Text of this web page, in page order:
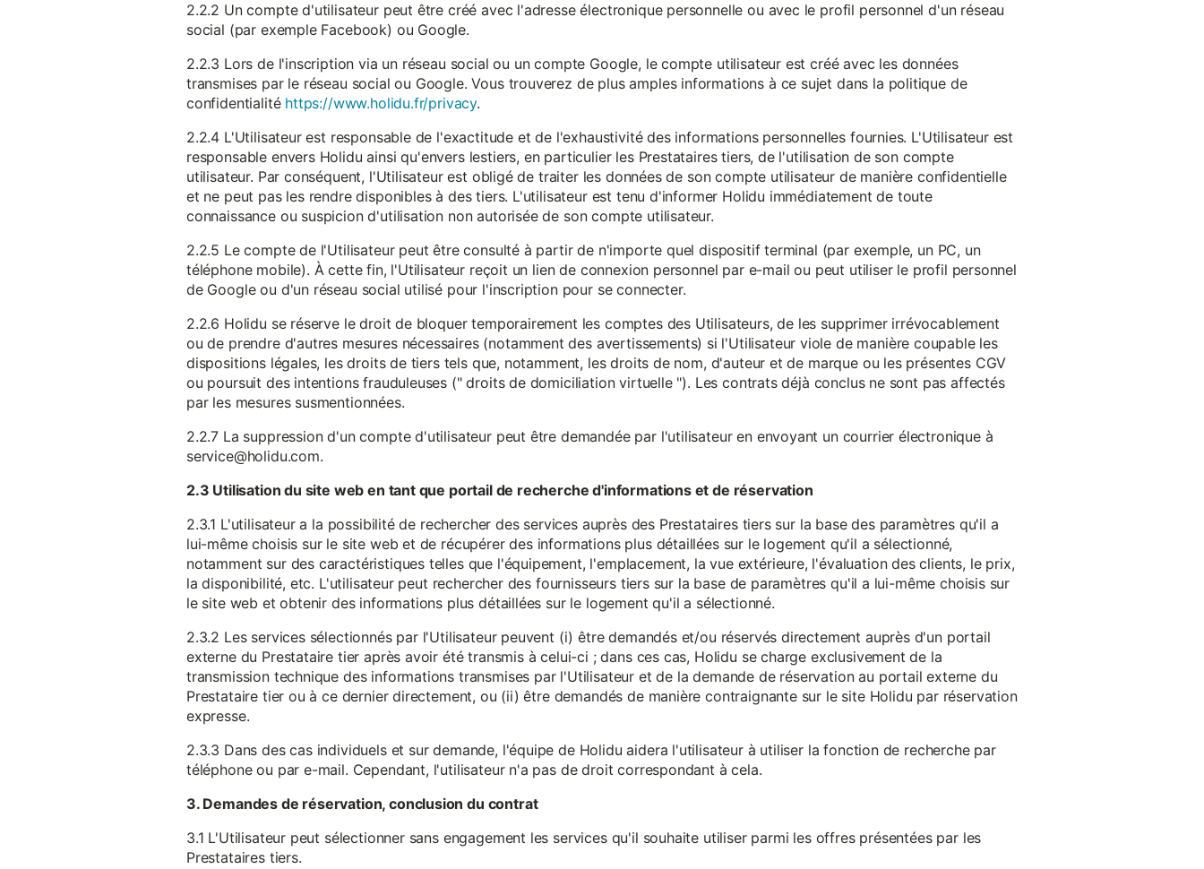
2.2.2 Un compte d'utilisateur peut être créé avec l'adresse électronique personnelle ou avec le profil personnel d'un réseau
social (par exemple Facebook) ou Google.
2.2.3 Lors de l'inscription via un réseau social ou un compte Google, le compte utilisateur est créé avec les données
transmises par le réseau social ou Google. Vous trouverez de plus amples informations à ce sujet dans la politique de
confidentialité https://www.holidu.fr/privacy.
2.2.4 L'Utilisateur est responsable de l'exactitude et de l'exhaustivité des informations personnelles fournies. L'Utilisateur est
responsable envers Holidu ainsi qu'envers lestiers, en particulier les Prestataires tiers, de l'utilisation de son compte
utilisateur. Par conséquent, l'Utilisateur est obligé de traiter les données de son compte utilisateur de manière confidentielle
et ne peut pas les rendre disponibles à des tiers. L'utilisateur est tenu d'informer Holidu immédiatement de toute
connaissance ou suspicion d'utilisation non autorisée de son compte utilisateur.
2.2.5 Le compte de l'Utilisateur peut être consulté à partir de n'importe quel dispositif terminal (par exemple, un PC, un
téléphone mobile). À cette fin, l'Utilisateur reçoit un lien de connexion personnel par e-mail ou peut utiliser le profil personnel
de Google ou d'un réseau social utilisé pour l'inscription pour se connecter.
2.2.6 Holidu se réserve le droit de bloquer temporairement les comptes des Utilisateurs, de les supprimer irrévocablement
ou de prendre d'autres mesures nécessaires (notamment des avertissements) si l'Utilisateur viole de manière coupable les
dispositions légales, les droits de tiers tels que, notamment, les droits de nom, d'auteur et de marque ou les présentes CGV
ou poursuit des intentions frauduleuses (" droits de domiciliation virtuelle "). Les contrats déjà conclus ne sont pas affectés
par les mesures susmentionnées.
2.2.7 La suppression d'un compte d'utilisateur peut être demandée par l'utilisateur en envoyant un courrier électronique à
service@holidu.com.
2.3 Utilisation du site web en tant que portail de recherche d'informations et de réservation
2.3.1 L'utilisateur a la possibilité de rechercher des services auprès des Prestataires tiers sur la base des paramètres qu'il a
lui-même choisis sur le site web et de récupérer des informations plus détaillées sur le logement qu'il a sélectionné,
notamment sur des caractéristiques telles que l'équipement, l'emplacement, la vue extérieure, l'évaluation des clients, le prix,
la disponibilité, etc. L'utilisateur peut rechercher des fournisseurs tiers sur la base de paramètres qu'il a lui-même choisis sur
le site web et obtenir des informations plus détaillées sur le logement qu'il a sélectionné.
2.3.2 Les services sélectionnés par l'Utilisateur peuvent (i) être demandés et/ou réservés directement auprès d'un portail
externe du Prestataire tier après avoir été transmis à celui-ci ; dans ces cas, Holidu se charge exclusivement de la
transmission technique des informations transmises par l'Utilisateur et de la demande de réservation au portail externe du
Prestataire tier ou à ce dernier directement, ou (ii) être demandés de manière contraignante sur le site Holidu par réservation
expresse.
2.3.3 Dans des cas individuels et sur demande, l'équipe de Holidu aidera l'utilisateur à utiliser la fonction de recherche par
téléphone ou par e-mail. Cependant, l'utilisateur n'a pas de droit correspondant à cela.
3. Demandes de réservation, conclusion du contrat
3.1 L'Utilisateur peut sélectionner sans engagement les services qu'il souhaite utiliser parmi les offres présentées par les
Prestataires tiers.